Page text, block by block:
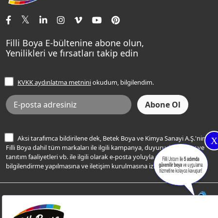
X
Tavan Boyaları
Ev Bakım ve Hobi Boyaları
Yatak Odası Renkleri
Sentomaxx Sentetik Boya
Sentomaxx İpeksi Mat
Momento Life
Şampanya Rengi
Açık Mavi Rengi
Frezya Rengi
İletişim Bilgilerimiz
Renk Danışma
Filli Ustam
Sıkça Sorulan Sorular
Ücretsiz Yalıtım Keşif Hizmeti
Bilgi Toplumu Hizmetleri
İnternet Sitesi Kullanım Koşulları
KVKK Talep Formu
KVKK Aydınlatma Metni
Filli Boya E-bültenine abone olun,
Yenilikleri ve fırsatları takip edin
KVKK aydınlatma metniniokudum, bilgilendim.
Aksi tarafımca bildirilene dek, Betek Boya ve Kimya Sanayi A.Ş.'nin
Filli Boya dahil tüm markaları ile ilgili kampanya, duyuru, hizmetler ve
tanıtım faaliyetleri vb. ile ilgili olarak e-posta yoluyla şahsıma
bilgilendirme yapılmasına ve iletişim kurulmasına izin veriyorum.